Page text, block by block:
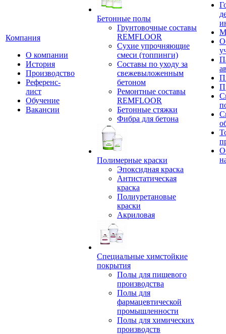
Компания
О компании
История
Производство
Референс-
лист
Обучение
Вакансии
Бетонные полы
Грунтовочные составы
REMFLOOR
Сухие упрочняющие
смеси (топпинги)
Составы по уходу за
свежевыложенным
бетоном
Ремонтные составы
REMFLOOR
Бетонные стяжки
Фибра для бетона
Полимерные краски
Эпоксидная краска
Антистатическая
краска
Полиуретановые
краски
Акриловая
Специальные химстойкие
покрытия
Полы для пищевого
производства
Полы для
фармацевтической
промышленности
Полы для химических
производств